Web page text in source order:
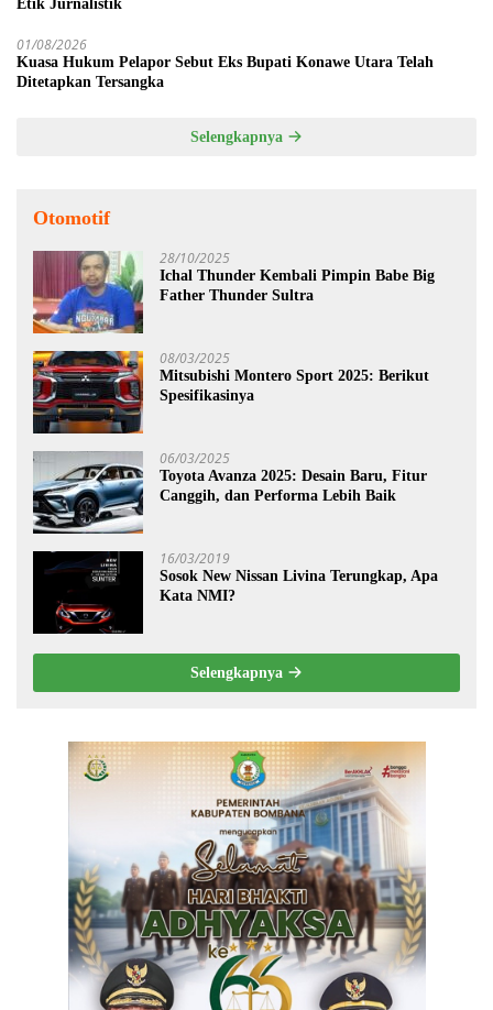
Etik Jurnalistik
01/08/2026
Kuasa Hukum Pelapor Sebut Eks Bupati Konawe Utara Telah
Ditetapkan Tersangka
Selengkapnya
Otomotif
28/10/2025
Ichal Thunder Kembali Pimpin Babe Big
Father Thunder Sultra
08/03/2025
Mitsubishi Montero Sport 2025: Berikut
Spesifikasinya
06/03/2025
Toyota Avanza 2025: Desain Baru, Fitur
Canggih, dan Performa Lebih Baik
16/03/2019
Sosok New Nissan Livina Terungkap, Apa
Kata NMI?
Selengkapnya